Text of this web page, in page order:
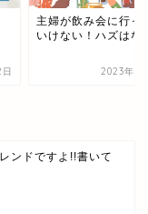
主婦が飲み会に行っ
いけない！ハズはな
2023年10
ンドですよ!!書いて